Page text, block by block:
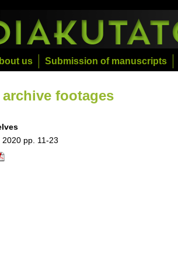
us Submission of manuscripts
footages
pp. 11-23